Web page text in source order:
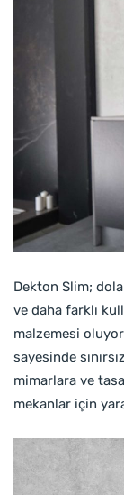
Dekton Slim;
ve daha farklı
malzemesi
sayesinde
mimarlara ve
mekanlar için